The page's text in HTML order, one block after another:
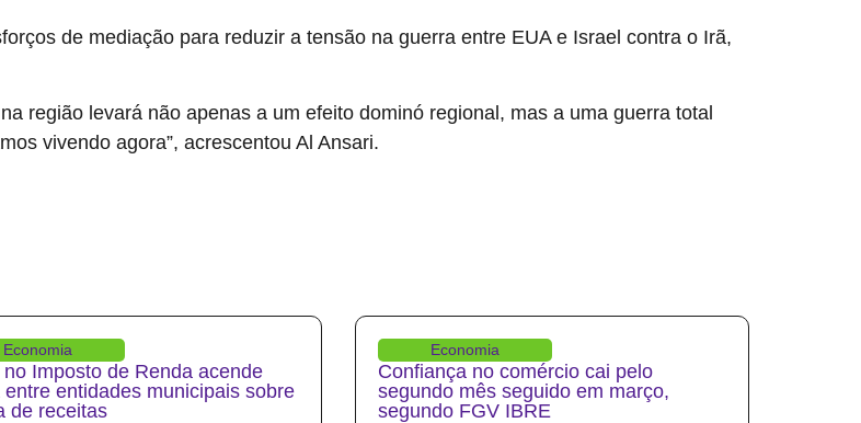
de mediação para reduzir a tensão na guerra entre EUA e Israel contra o Irã,
região levará não apenas a um efeito dominó regional, mas a uma guerra total
vivendo agora”, acrescentou Al Ansari.
Economia
Imposto de Renda acende
entre entidades municipais sobre
de receitas
Economia
Confiança no comércio cai pelo
segundo mês seguido em março,
segundo FGV IBRE